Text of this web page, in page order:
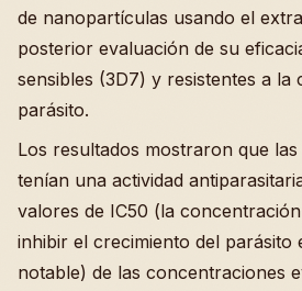
de nanopartículas usando el
posterior evaluación de su
sensibles (3D7) y resistentes a la
parásito.
Los resultados mostraron que
tenían una actividad
valores de IC50 (la
inhibir el crecimiento del parásito
notable) de las concentraciones